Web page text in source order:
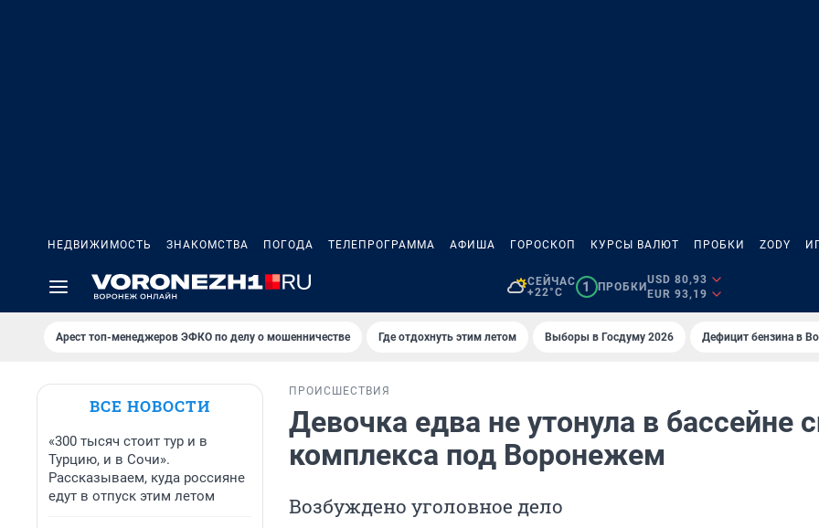
НЕДВИЖИМОСТЬ ЗНАКОМСТВА ПОГОДА ТЕЛЕПРОГРАММА АФИША ГОРОСКОП КУРСЫ ВАЛЮТ ПРОБКИ ZODY
СЕЙЧАС
+22°C
1 ПРОБКИ
USD 80,93
EUR 93,19
Арест топ-менеджеров ЭФКО по делу о мошенничестве Где отдохнуть этим летом Выборы в Госдуму 2026 Дефицит бензина в
ВСЕ НОВОСТИ
«300 тысяч стоит тур и в
Турцию, и в Сочи».
Рассказываем, куда россияне
едут в отпуск этим летом
ПРОИСШЕСТВИЯ
Девочка едва не утонула в бассейне
комплекса под Воронежем
Возбуждено уголовное дело